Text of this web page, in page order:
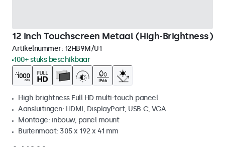
12 Inch Touchscreen Metaal (High-Brightness)
Artikelnummer: 12HB9M/U1
100+ stuks beschikbaar
High brightness Full HD multi-touch paneel
Aansluitingen: HDMI, DisplayPort, USB-C, VGA
Montage: inbouw, panel mount
Buitenmaat: 305 x 192 x 41 mm